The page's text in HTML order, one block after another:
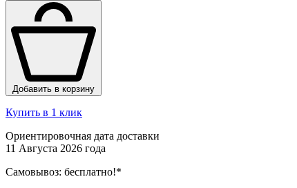
Добавить в корзину
Купить в 1 клик
Ориентировочная дата доставки
11 Августа 2026 года
Самовывоз: бесплатно!*